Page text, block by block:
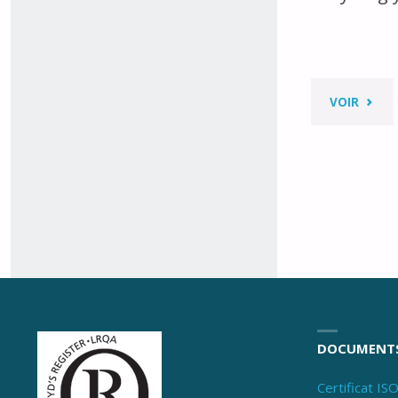
VOIR "ETHYL
Certificat ISO